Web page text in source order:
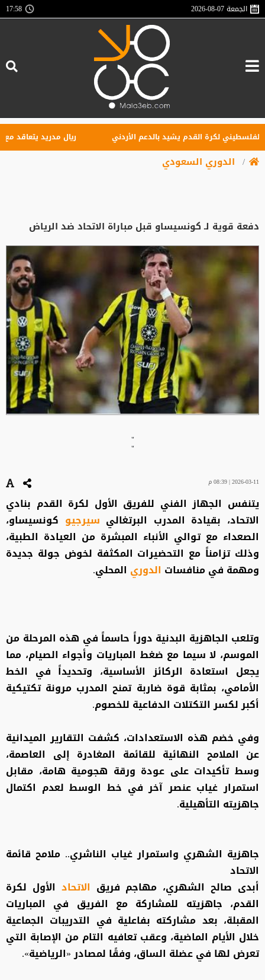
الجمعة2026-08-07
17:58
لكرة القدم يشيد بالدعم الأردني ريال مدريد يتعاقد مع
الدوري السعودي
دفعة قوية لـ كونسيساو قبل مباراة الاتحاد ضد الرياض
"
"
2026-03-11 | 08:39 م
يتنفس الجهاز الفني للفريق الأول لكرة القدم بنادي
الاتحاد، بقيادة المدرب البرتغالي سيرجيو كونسيساو،
الصعداء مع توالي الأنباء المبشرة من العيادة الطبية،
وذلك تزامناً مع التحضيرات المكثفة لخوض جولة جديدة
ومهمة في منافسات الدوري المحلي.
وتلعب الجاهزية البدنية دوراً حاسماً في هذه المرحلة من
الموسم، لا سيما مع ضغط المباريات وأجواء الصيام، مما
يجعل استعادة الركائز الأساسية، وتحديداً في الخط
الأمامي، بمثابة قوة ضاربة تمنح المدرب مرونة تكتيكية
أكبر لكسر التكتلات الدفاعية للخصوم.
وفي خضم هذه الاستعدادات، كشفت التقارير الميدانية
عن الملامح النهائية للقائمة المغادرة إلى العاصمة،
وسط تأكيدات على عودة ورقة هجومية هامة، مقابل
استمرار غياب عنصر آخر في خط الوسط لعدم اكتمال
جاهزيته التأهيلية.
جاهزية الشهري واستمرار غياب الناشري.. ملامح قائمة
الاتحاد
أبدى صالح الشهري، مهاجم فريق الاتحاد الأول لكرة
القدم، جاهزيته للمشاركة مع الفريق في المباريات
المقبلة، بعد مشاركته بفاعلية في التدريبات الجماعية
خلال الأيام الماضية، وعقب تعافيه التام من الإصابة التي
تعرض لها في عضلة الساق، وفقًا لمصادر «الرياضية».